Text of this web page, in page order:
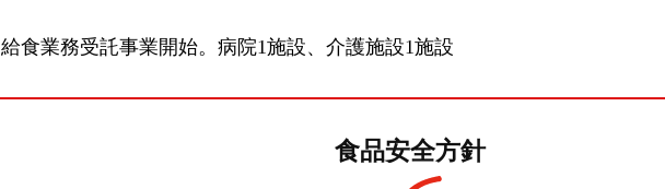
給食業務受託事業開始。病院1施設、介護施設1施設
食品安全方針